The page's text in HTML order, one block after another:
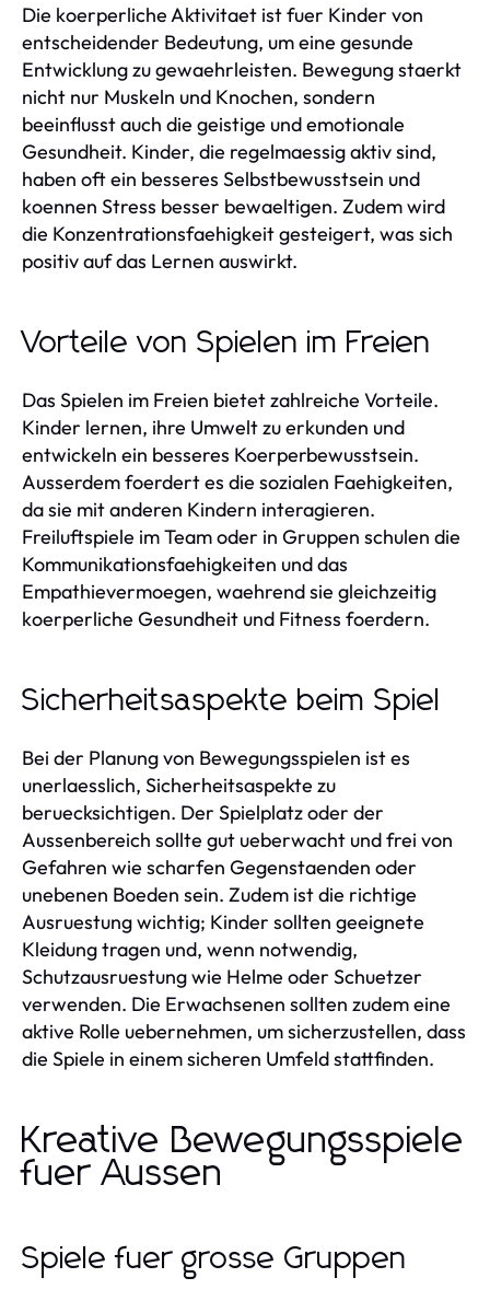
Die koerperliche Aktivitaet ist fuer Kinder von
entscheidender Bedeutung, um eine gesunde
Entwicklung zu gewaehrleisten. Bewegung staerkt
nicht nur Muskeln und Knochen, sondern
beeinflusst auch die geistige und emotionale
Gesundheit. Kinder, die regelmaessig aktiv sind,
haben oft ein besseres Selbstbewusstsein und
koennen Stress besser bewaeltigen. Zudem wird
die Konzentrationsfaehigkeit gesteigert, was sich
positiv auf das Lernen auswirkt.
Vorteile von Spielen im Freien
Das Spielen im Freien bietet zahlreiche Vorteile.
Kinder lernen, ihre Umwelt zu erkunden und
entwickeln ein besseres Koerperbewusstsein.
Ausserdem foerdert es die sozialen Faehigkeiten,
da sie mit anderen Kindern interagieren.
Freiluftspiele im Team oder in Gruppen schulen die
Kommunikationsfaehigkeiten und das
Empathievermoegen, waehrend sie gleichzeitig
koerperliche Gesundheit und Fitness foerdern.
Sicherheitsaspekte beim Spiel
Bei der Planung von Bewegungsspielen ist es
unerlaesslich, Sicherheitsaspekte zu
beruecksichtigen. Der Spielplatz oder der
Aussenbereich sollte gut ueberwacht und frei von
Gefahren wie scharfen Gegenstaenden oder
unebenen Boeden sein. Zudem ist die richtige
Ausruestung wichtig; Kinder sollten geeignete
Kleidung tragen und, wenn notwendig,
Schutzausruestung wie Helme oder Schuetzer
verwenden. Die Erwachsenen sollten zudem eine
aktive Rolle uebernehmen, um sicherzustellen, dass
die Spiele in einem sicheren Umfeld stattfinden.
Kreative Bewegungsspiele
fuer Aussen
Spiele fuer grosse Gruppen